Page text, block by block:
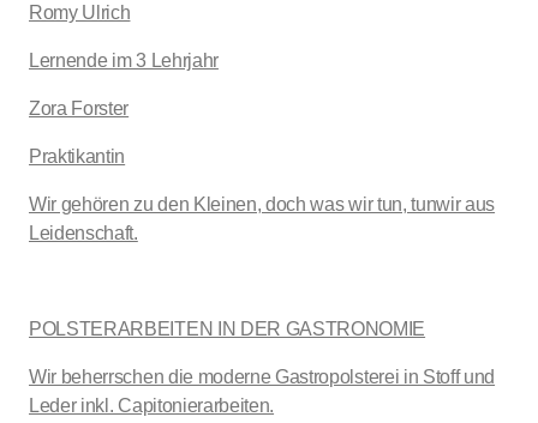
Romy Ulrich
Lernende im 3 Lehrjahr
Zora Forster
Praktikantin
Wir gehören zu den Kleinen, doch was wir tun, tunwir aus
Leidenschaft.
POLSTERARBEITEN IN DER GASTRONOMIE
Wir beherrschen die moderne Gastropolsterei in Stoff und
Leder inkl. Capitonierarbeiten.